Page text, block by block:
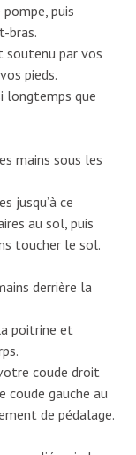
puis
bras.
soutenu par vos
pieds.
longtemps que
mains sous les
jusqu’à ce
au sol, puis
toucher le sol.
derrière la
poitrine et
coude droit
coude gauche au
de pédalage.